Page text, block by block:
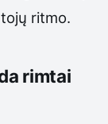
ritmo.
rimtai